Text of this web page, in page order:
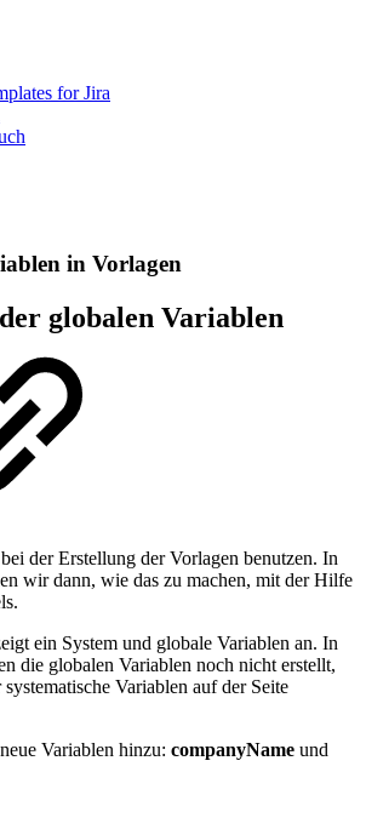
for Jira
in Vorlagen
globalen Variablen
der Erstellung der Vorlagen benutzen. In
wir dann, wie das zu machen, mit der Hilfe
ein System und globale Variablen an. In
die globalen Variablen noch nicht erstellt,
Variablen auf der Seite
Variablen hinzu: companyName und